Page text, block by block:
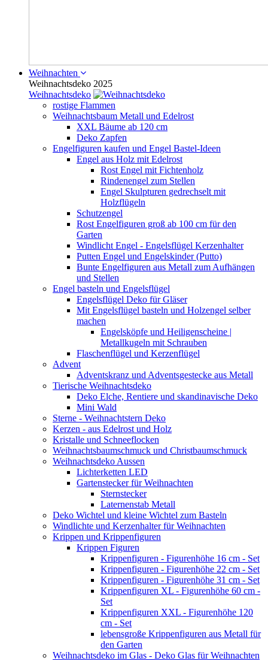
Weihnachten
Weihnachtsdeko 2025
Weihnachtsdeko
rostige Flammen
Weihnachtsbaum Metall und Edelrost
XXL Bäume ab 120 cm
Deko Zapfen
Engelfiguren kaufen und Engel Bastel-Ideen
Engel aus Holz mit Edelrost
Rost Engel mit Fichtenholz
Rindenengel zum Stellen
Engel Skulpturen gedrechselt mit
Holzflügeln
Schutzengel
Rost Engelfiguren groß ab 100 cm für den
Garten
Windlicht Engel - Engelsflügel Kerzenhalter
Putten Engel und Engelskinder (Putto)
Bunte Engelfiguren aus Metall zum Aufhängen
und Stellen
Engel basteln und Engelsflügel
Engelsflügel Deko für Gläser
Mit Engelsflügel basteln und Holzengel selber
machen
Engelsköpfe und Heiligenscheine |
Metallkugeln mit Schrauben
Flaschenflügel und Kerzenflügel
Advent
Adventskranz und Adventsgestecke aus Metall
Tierische Weihnachtsdeko
Deko Elche, Rentiere und skandinavische Deko
Mini Wald
Sterne - Weihnachtstern Deko
Kerzen - aus Edelrost und Holz
Kristalle und Schneeflocken
Weihnachtsbaumschmuck und Christbaumschmuck
Weihnachtsdeko Aussen
Lichterketten LED
Gartenstecker für Weihnachten
Sternstecker
Laternenstab Metall
Deko Wichtel und kleine Wichtel zum Basteln
Windlichte und Kerzenhalter für Weihnachten
Krippen und Krippenfiguren
Krippen Figuren
Krippenfiguren - Figurenhöhe 16 cm - Set
Krippenfiguren - Figurenhöhe 22 cm - Set
Krippenfiguren - Figurenhöhe 31 cm - Set
Krippenfiguren XL - Figurenhöhe 60 cm -
Set
Krippenfiguren XXL - Figurenhöhe 120
cm - Set
lebensgroße Krippenfiguren aus Metall für
den Garten
Weihnachtsdeko im Glas - Deko Glas für Weihnachten